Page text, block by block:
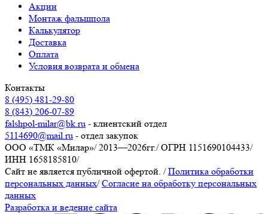
Акции
Монтаж фальшпола
Калькулятор
Доставка
Оплата
Условия возврата и обмена
Контакты
8 (495) 481-29-80
8 (843) 206-07-89
falshpol-milar@bk.ru - клиентский отдел
5114690@mail.ru - отдел закупок
ООО «ТМК «Милар»/ 2013—2026гг./ОГРН 1151690104433/
ИНН 1658185810/
Сайт не является публичной офертой. / Политика обработки
персональных данных/ Согласие на обработку персональных
данных
Разработка и ведение сайта